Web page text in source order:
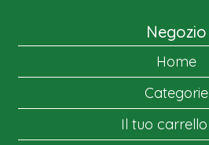
Negozio
Home
Categorie
Il tuo carrello